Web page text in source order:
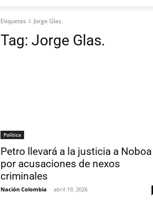
Etiquetas Jorge Glas.
Tag: Jorge Glas.
Política
Petro llevará a la justicia a Noboa
por acusaciones de nexos
criminales
Nación Colombia - abril 19, 2026